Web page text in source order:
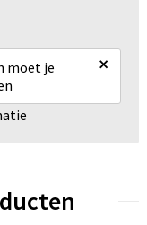
moet je
×